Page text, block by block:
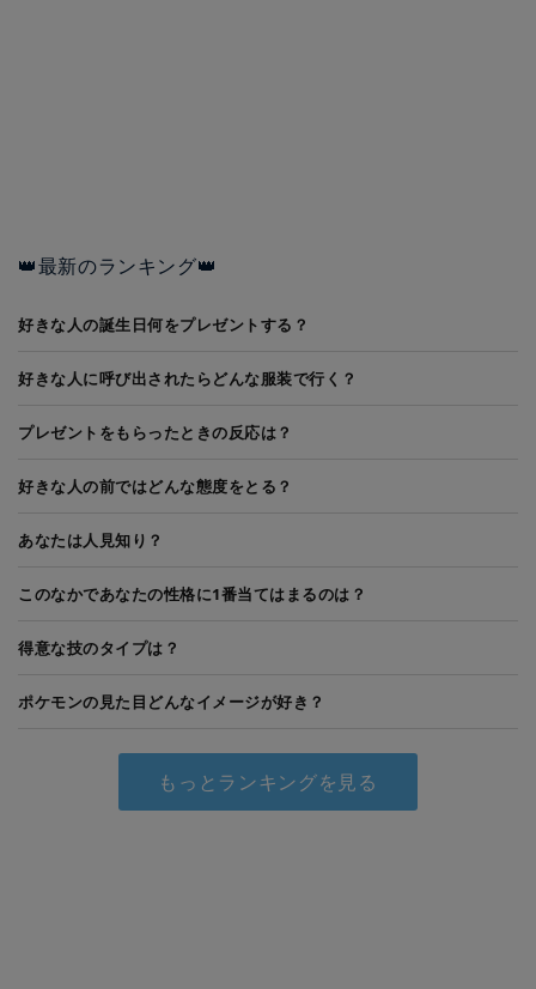
👑最新のランキング👑
好きな人の誕生日何をプレゼントする？
好きな人に呼び出されたらどんな服装で行く？
プレゼントをもらったときの反応は？
好きな人の前ではどんな態度をとる？
あなたは人見知り？
このなかであなたの性格に1番当てはまるのは？
得意な技のタイプは？
ポケモンの見た目どんなイメージが好き？
もっとランキングを見る